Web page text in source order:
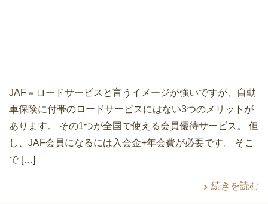
JAF＝ロードサービスと言うイメージが強いですが、自動
車保険に付帯のロードサービスにはない3つのメリットが
あります。 その1つが全国で使える会員優待サービス。 但
し、JAF会員になるには入会金+年会費が必要です。 そこ
で […]
続きを読む